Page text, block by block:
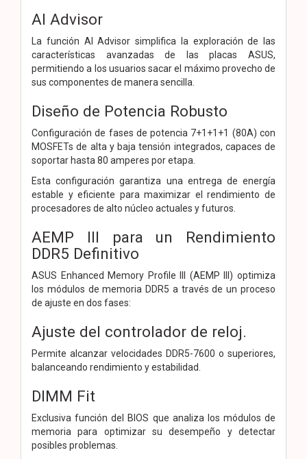
AI Advisor
La función AI Advisor simplifica la exploración de las
características avanzadas de las placas ASUS,
permitiendo a los usuarios sacar el máximo provecho de
sus componentes de manera sencilla.
Diseño de Potencia Robusto
Configuración de fases de potencia 7+1+1+1 (80A) con
MOSFETs de alta y baja tensión integrados, capaces de
soportar hasta 80 amperes por etapa.
Esta configuración garantiza una entrega de energía
estable y eficiente para maximizar el rendimiento de
procesadores de alto núcleo actuales y futuros.
AEMP III para un Rendimiento
DDR5 Definitivo
ASUS Enhanced Memory Profile III (AEMP III) optimiza
los módulos de memoria DDR5 a través de un proceso
de ajuste en dos fases:
Ajuste del controlador de reloj.
Permite alcanzar velocidades DDR5-7600 o superiores,
balanceando rendimiento y estabilidad.
DIMM Fit
Exclusiva función del BIOS que analiza los módulos de
memoria para optimizar su desempeño y detectar
posibles problemas.